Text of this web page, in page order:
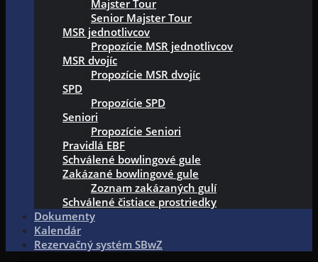
Majster Tour
Senior Majster Tour
MSR jednotlivcov
Propozície MSR jednotlivcov
MSR dvojíc
Propozície MSR dvojíc
SPD
Propozície SPD
Seniori
Propozície Seniori
Pravidlá EBF
Schválené bowlingové gule
Zakázané bowlingové gule
Zoznam zakázaných gulí
Schválené čistiace prostriedky
Dokumenty
Kalendár
Rezervačný systém SBwZ